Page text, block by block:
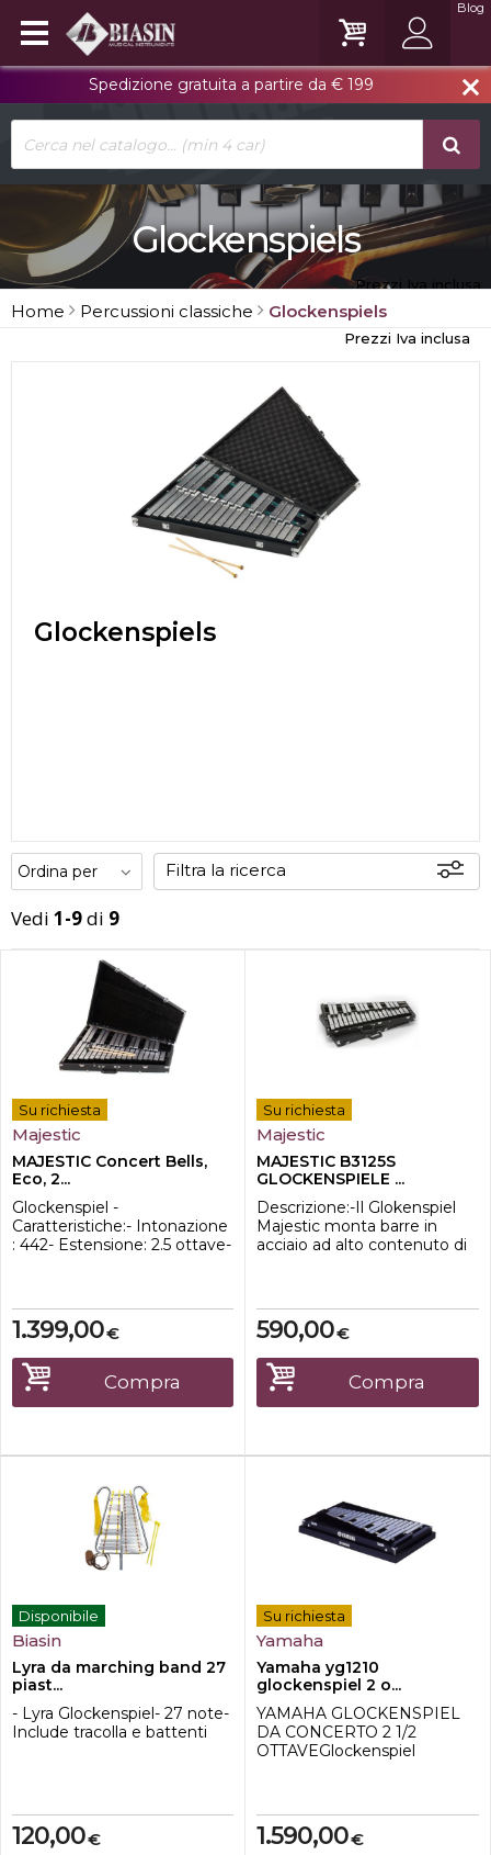
close
Spedizione gratuita a partire da € 199
Blog
Glockenspiels
Prezzi Iva inclusa
Home Percussioni classiche Glockenspiels
Prezzi Iva inclusa
Glockenspiels
Filtra la ricerca
Vedi 1-9di 9
Su richiesta
Majestic
MAJESTIC Concert Bells,
Eco, 2...
Glockenspiel -
Caratteristiche:- Intonazione
: 442- Estensione: 2.5 ottave-
:32mm- Spessore barra: 9,5
mm- Peso: 21,5 Kg- Mallets
incluse- Supporto a X NON
inclusoLe barre in acciaio ad
alto tenore di carbonio
sintonizzate con ...
€
1.399,00
Compra
Su richiesta
Majestic
MAJESTIC B3125S
GLOCKENSPIELE ...
Descrizione:-Il Glokenspiel
Majestic monta barre in
acciaio ad alto contenuto di
strumento è completo di
una valigetta in legno
affidabile e
resistente.Specifiche:-
Intonazione : 442-
Estensione: 2.5 ottave-
€
590,00
Compra
Disponibile
Biasin
Lyra da marching band 27
piast...
- Lyra Glockenspiel- 27 note-
Include tracolla e battenti
€
120,00
Su richiesta
Yamaha
Yamaha yg1210
glockenspiel 2 o...
YAMAHA GLOCKENSPIEL
DA CONCERTO 2 1/2
OTTAVEGlockenspiel
battenti inclusi. Stand non
incluso.
€
1.590,00